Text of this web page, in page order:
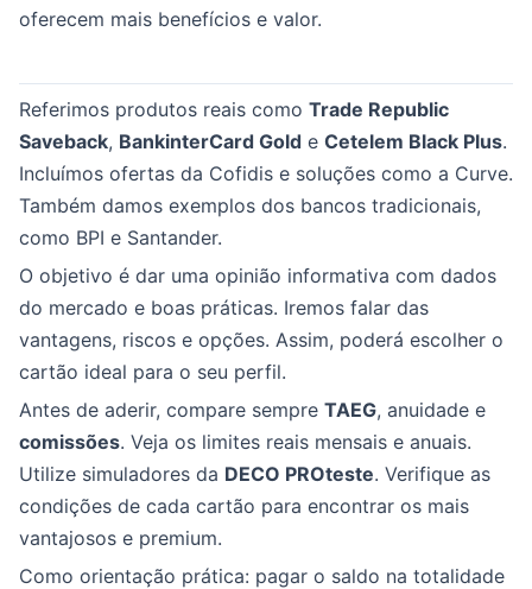
oferecem mais benefícios e valor.
Referimos produtos reais como Trade Republic
Saveback, BankinterCard Gold e Cetelem Black Plus.
Incluímos ofertas da Cofidis e soluções como a Curve.
Também damos exemplos dos bancos tradicionais,
como BPI e Santander.
O objetivo é dar uma opinião informativa com dados
do mercado e boas práticas. Iremos falar das
vantagens, riscos e opções. Assim, poderá escolher o
cartão ideal para o seu perfil.
Antes de aderir, compare sempre TAEG, anuidade e
comissões. Veja os limites reais mensais e anuais.
Utilize simuladores da DECO PROteste. Verifique as
condições de cada cartão para encontrar os mais
vantajosos e premium.
Como orientação prática: pagar o saldo na totalidade